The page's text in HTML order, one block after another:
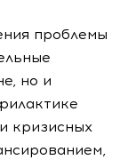
проблемы
но и
кризисных